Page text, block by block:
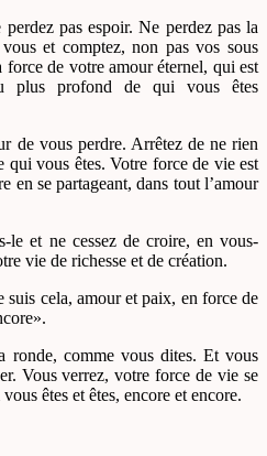
pas espoir. Ne perdez pas la
et comptez, non pas vos sous
force de votre amour éternel, qui est
plus profond de qui vous êtes
de vous perdre. Arrêtez de ne rien
qui vous êtes. Votre force de vie est
en se partageant, dans tout l’amour
et ne cessez de croire, en vous-
vie de richesse et de création.
suis cela, amour et paix, en force de
ronde, comme vous dites. Et vous
Vous verrez, votre force de vie se
êtes et êtes, encore et encore.